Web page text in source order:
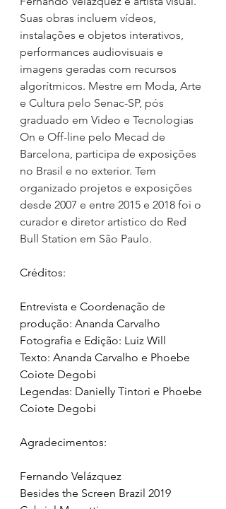
Suas obras incluem vídeos,
instalações e objetos interativos,
performances audiovisuais e
imagens geradas com recursos
algorítmicos. Mestre em Moda, Arte
e Cultura pelo Senac-SP, pós
graduado em Video e Tecnologias
On e Off-line pelo Mecad de
Barcelona, participa de exposições
no Brasil e no exterior. Tem
organizado projetos e exposições
desde 2007 e entre 2015 e 2018 foi o
curador e diretor artístico do Red
Bull Station em São Paulo.
Créditos:
Entrevista e Coordenação de
produção: Ananda Carvalho
Fotografia e Edição: Luiz Will
Texto: Ananda Carvalho e Phoebe
Coiote Degobi
Legendas: Danielly Tintori e Phoebe
Coiote Degobi
Agradecimentos:
Fernando Velázquez
Besides the Screen Brazil 2019